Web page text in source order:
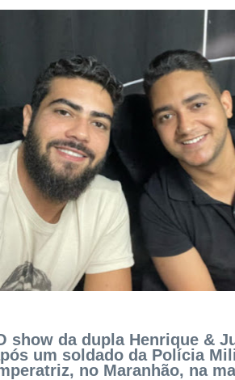
show da dupla Henrique &
um soldado da Polícia
no Maranhão, na